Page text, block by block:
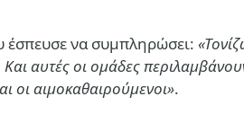
έσπευσε να συμπληρώσει:
αυτές οι ομάδες
οι αιμοκαθαιρούμενοι».